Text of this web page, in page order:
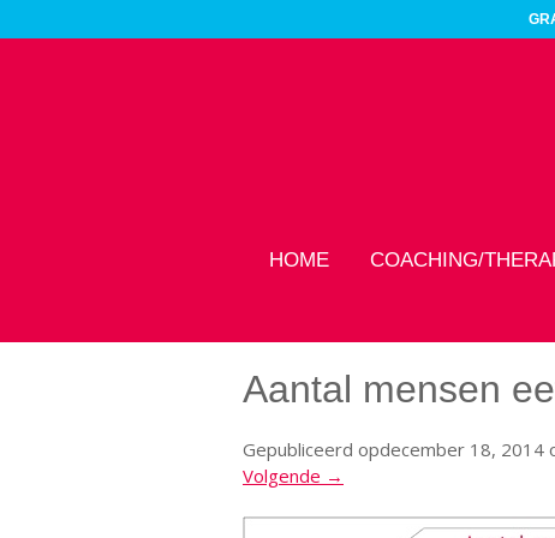
HOME COACHING/
Aantal mensen
Gepubliceerd opdecember 18, 2014
Volgende →